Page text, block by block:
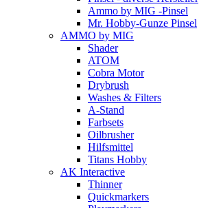
Ammo by MIG -Pinsel
Mr. Hobby-Gunze Pinsel
AMMO by MIG
Shader
ATOM
Cobra Motor
Drybrush
Washes & Filters
A-Stand
Farbsets
Oilbrusher
Hilfsmittel
Titans Hobby
AK Interactive
Thinner
Quickmarkers